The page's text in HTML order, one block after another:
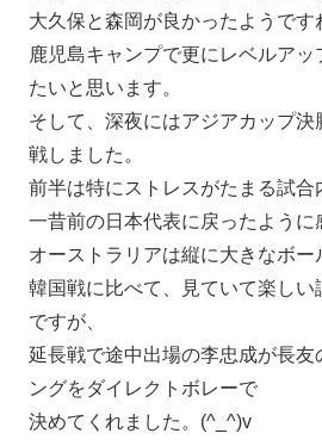
大久保と森岡が良かったようです
鹿児島キャンプで更にレベルアッ
たいと思います。
そして、深夜にはアジアカップ
戦しました。
前半は特にストレスがたまる試合
一昔前の日本代表に戻ったように
オーストラリアは縦に大きなボー
韓国戦に比べて、見ていて楽しい
ですが、
延長戦で途中出場の李忠成が長友
ングをダイレクトボレーで
決めてくれました。(^_^)v